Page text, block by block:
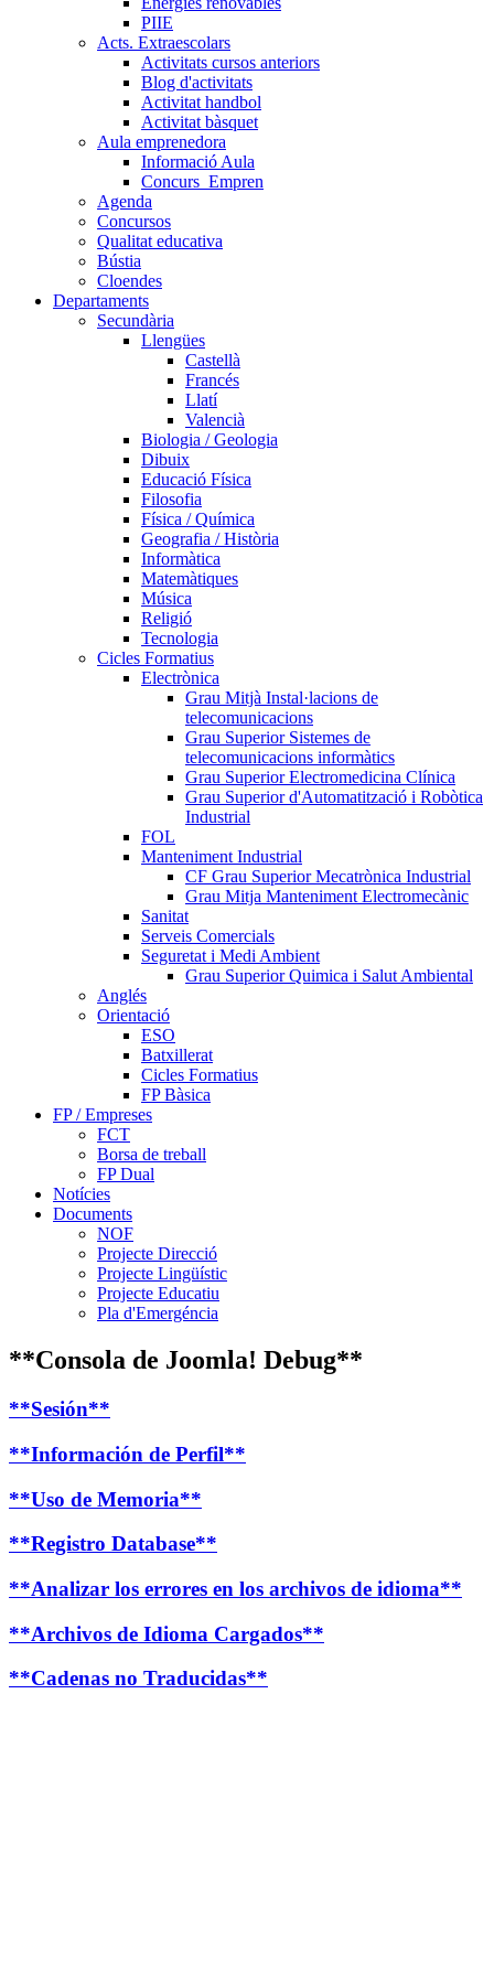
PIIE
Acts. Extraescolars
Activitats cursos anteriors
Blog d'activitats
Activitat handbol
Activitat bàsquet
Aula emprenedora
Informació Aula
Concurs_Empren
Agenda
Concursos
Qualitat educativa
Bústia
Cloendes
Departaments
Secundària
Llengües
Castellà
Francés
Llatí
Valencià
Biologia / Geologia
Dibuix
Educació Física
Filosofia
Física / Química
Geografia / Història
Informàtica
Matemàtiques
Música
Religió
Tecnologia
Cicles Formatius
Electrònica
Grau Mitjà Instal·lacions de
telecomunicacions
Grau Superior Sistemes de
telecomunicacions informàtics
Grau Superior Electromedicina Clínica
Grau Superior d'Automatització i Robòtica
Industrial
FOL
Manteniment Industrial
CF Grau Superior Mecatrònica Industrial
Grau Mitja Manteniment Electromecànic
Sanitat
Serveis Comercials
Seguretat i Medi Ambient
Grau Superior Quimica i Salut Ambiental
Anglés
Orientació
ESO
Batxillerat
Cicles Formatius
FP Bàsica
FP / Empreses
FCT
Borsa de treball
FP Dual
Notícies
Documents
NOF
Projecte Direcció
Projecte Lingüístic
Projecte Educatiu
Pla d'Emergéncia
**Consola de Joomla! Debug**
**Sesión**
**Información de Perfil**
**Uso de Memoria**
**Registro Database**
**Analizar los errores en los archivos de idioma**
**Archivos de Idioma Cargados**
**Cadenas no Traducidas**